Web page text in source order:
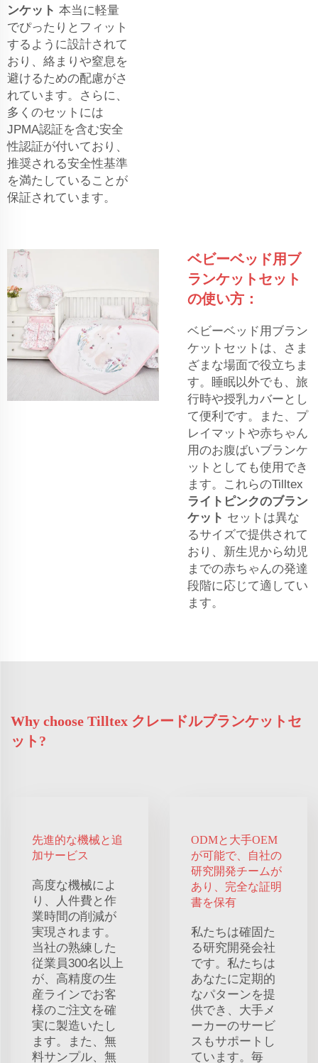
ンケット 本当に軽量
でぴったりとフィット
するように設計されて
おり、絡まりや窒息を
避けるための配慮がさ
れています。さらに、
多くのセットには
JPMA認証を含む安全
性認証が付いており、
推奨される安全性基準
を満たしていることが
保証されています。
ベビーベッド用ブ
ランケットセット
の使い方：
ベビーベッド用ブラン
ケットセットは、さま
ざまな場面で役立ちま
す。睡眠以外でも、旅
行時や授乳カバーとし
て便利です。また、プ
レイマットや赤ちゃん
用のお腹ばいブランケ
ットとしても使用でき
ます。これらのTilltex
ライトピンクのブラン
ケット セットは異な
るサイズで提供されて
おり、新生児から幼児
までの赤ちゃんの発達
段階に応じて適してい
ます。
Why choose Tilltex クレードルブランケットセ
ット?
先進的な機械と追
加サービス
高度な機械によ
り、人件費と作
業時間の削減が
実現されます。
当社の熟練した
従業員300名以上
が、高精度の生
産ラインでお客
様のご注文を確
実に製造いたし
ます。また、無
料サンプル、無
ODMと大手OEM
が可能で、自社の
研究開発チームが
あり、完全な証明
書を保有
私たちは確固た
る研究開発会社
です。私たちは
あなたに定期的
なパターンを提
供でき、大手メ
ーカーのサービ
スもサポートし
ています。毎